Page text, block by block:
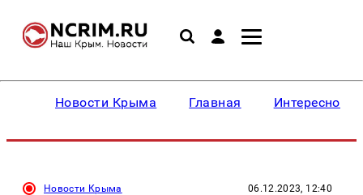
Новости Крыма Главная Интересное
Новости Крыма 06.12.2023, 12:40